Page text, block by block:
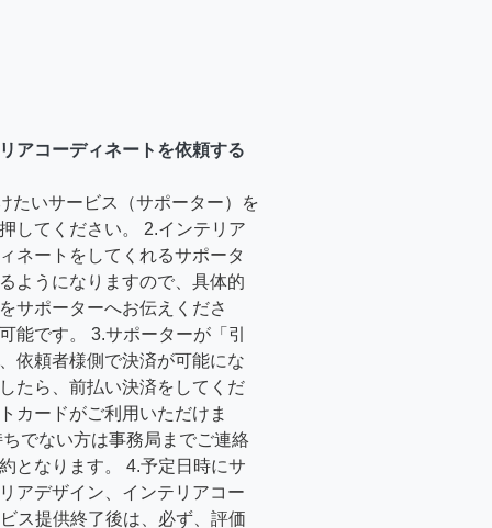
アコーディネートを依頼する
たいサービス（サポーター）を
してください。 2.インテリア
ネートをしてくれるサポータ
ようになりますので、具体的
サポーターへお伝えくださ
能です。 3.サポーターが「引
依頼者様側で決済が可能にな
たら、前払い決済をしてくだ
カードがご利用いただけま
でない方は事務局までご連絡
となります。 4.予定日時にサ
アデザイン、インテリアコー
ス提供終了後は、必ず、評価